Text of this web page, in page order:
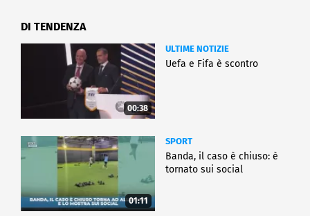
DI TENDENZA
00:38
ULTIME NOTIZIE
Uefa e Fifa è scontro
01:11
SPORT
Banda, il caso è chiuso: è
tornato sui social